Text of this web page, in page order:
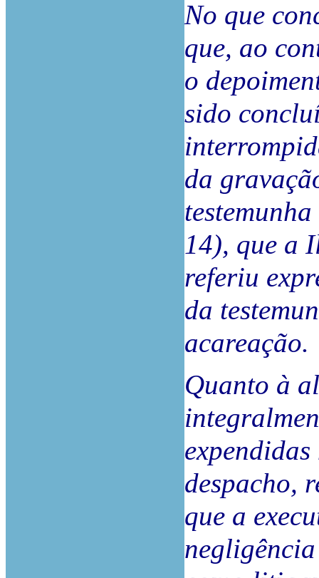
No que
que, ao
o
sido
da
14), que a
referiu
da
acareação.
Quanto à
despacho,
que a